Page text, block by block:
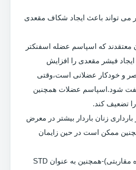
می تواند باعث ایجاد شکاف مقعدی
که اسپاسم عضله اسفنکتر
فیشر مقعدی را افزایش
و خودکار عضلانی است،وقتی
شود.اسپاسم عضلات همچنین
تضعیف کند.
بارداری زنان باردار بیشتر در معرض
ممکن است در حین زایمان
(عفونت های منتقله از راه مقاربتی)-همچنین به عنوان STD